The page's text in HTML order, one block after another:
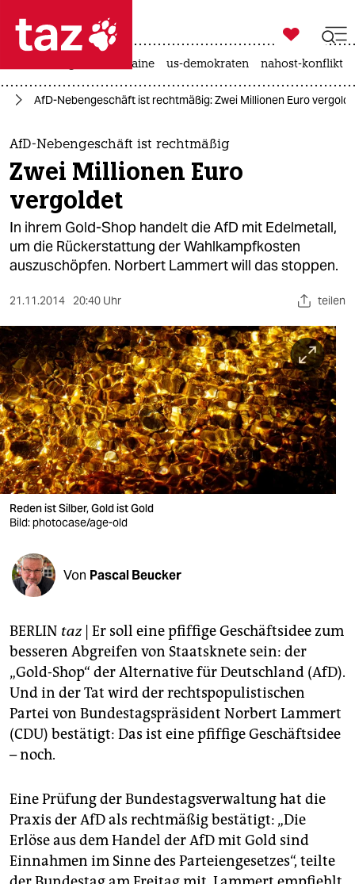
 taz zahl ich
taz zahl ich
themen
politik
öko
gesellschaft
sport
berlin
nord
wahrheit
verlag
verlag
veranstaltungen
shop
fragen & hilfe
unterstützen
abo
genossenschaft
epaper login

taz zahl ich
krieg in der ukraine us-demokraten nahost-konflikt
AfD-Nebengeschäft ist rechtmäßig: Zwei Millionen Euro
AfD-Nebengeschäft ist rechtmäßig
Zwei Millionen Euro
vergoldet
In ihrem Gold-Shop handelt die AfD mit Edelmetall,
um die Rückerstattung der Wahlkampfkosten
auszuschöpfen. Norbert Lammert will das stoppen.
21.11.2014 20:40 Uhr teilen
Reden ist Silber, Gold ist Gold
Bild: photocase/age-old
Von Pascal Beucker
BERLIN taz| Er soll eine pfiffige Geschäftsidee zum
besseren Abgreifen von Staatsknete sein: der
„Gold-Shop“ der Alternative für Deutschland (AfD).
Und in der Tat wird der rechtspopulistischen
Partei von Bundestagspräsident Norbert Lammert
(CDU) bestätigt: Das ist eine pfiffige Geschäftsidee
– noch.
Eine Prüfung der Bundestagsverwaltung hat die
Praxis der AfD als rechtmäßig bestätigt: „Die
Erlöse aus dem Handel der AfD mit Gold sind
Einnahmen im Sinne des Parteiengesetzes“, teilte